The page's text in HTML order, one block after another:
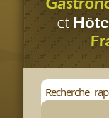
Recherche